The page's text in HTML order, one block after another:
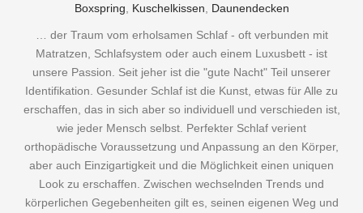
Boxspring Kuschelkissen Daunendecken
… der Traum vom erholsamen Schlaf - oft verbunden mit
Matratzen, Schlafsystem oder auch einem Luxusbett - ist
unsere Passion. Seit jeher ist die "gute Nacht" Teil unserer
Identifikation. Gesunder Schlaf ist die Kunst, etwas für Alle zu
erschaffen, das in sich aber so individuell und verschieden ist,
wie jeder Mensch selbst. Perfekter Schlaf verient
orthopädische Voraussetzung und Anpassung an den Körper,
aber auch Einzigartigkeit und die Möglichkeit einen uniquen
Look zu erschaffen. Zwischen wechselnden Trends und
körperlichen Gegebenheiten gilt es, seinen eigenen Weg und